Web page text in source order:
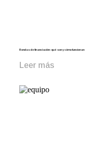
Rondas de financiación: qué son y cómo funcionan
Leer más